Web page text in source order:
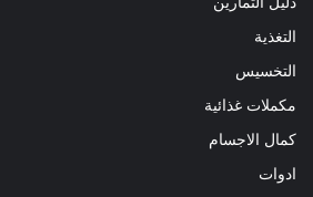
التغذية
التخسيس
مكملات غذائية
كمال الاجسام
ادوات